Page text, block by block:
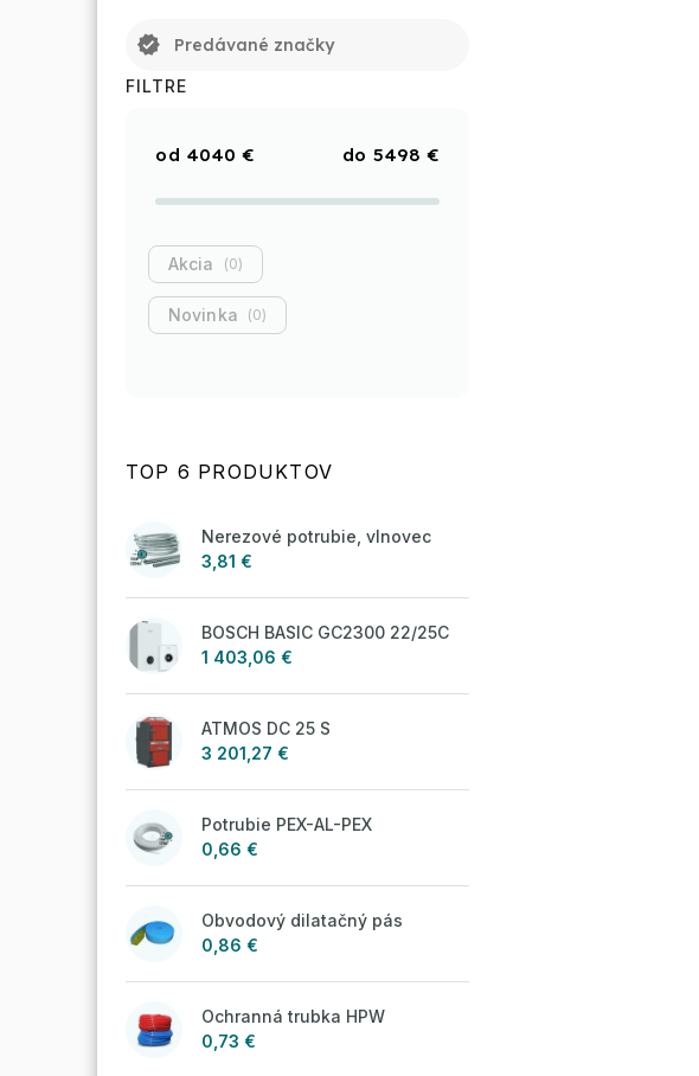
verified Predávané značky
FILTRE
4040 € 5498 €
Akcia 0
Novinka 0
TOP 6 PRODUKTOV
Nerezové potrubie, vlnovec
3,81 €
BOSCH BASIC GC2300 22/25C
1 403,06 €
ATMOS DC 25 S
3 201,27 €
Potrubie PEX-AL-PEX
0,66 €
Obvodový dilatačný pás
0,86 €
Ochranná trubka HPW
0,73 €